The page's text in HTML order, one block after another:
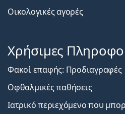
Οικολογικές αγορές
Χρήσιμες
Φακοί επαφής: Προδιαγραφές
Οφθαλμικές παθήσεις
Ιατρικό περιεχόμενο που